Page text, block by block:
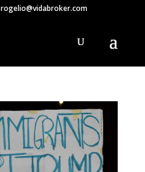
rogelio@vidabroker.com